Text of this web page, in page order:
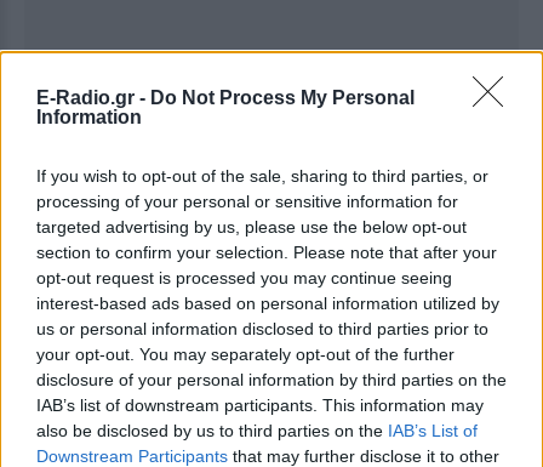
E-Radio.gr - Do Not Process My Personal
Information
If you wish to opt-out of the sale, sharing to third parties, or
processing of your personal or sensitive information for
targeted advertising by us, please use the below opt-out
section to confirm your selection. Please note that after your
opt-out request is processed you may continue seeing
interest-based ads based on personal information utilized by
us or personal information disclosed to third parties prior to
your opt-out. You may separately opt-out of the further
disclosure of your personal information by third parties on the
IAB’s list of downstream participants. This information may
also be disclosed by us to third parties on the IAB’s List of
Downstream Participants that may further disclose it to other
Ακολουθήστε το E-Radio.gr στο
Για ακόμη περισσότερανέα, μπείτε στην ροή
ειδήσεωντου E-Daily.gr
Ακολουθήστε το E-Radio.gr και στο Instagram
ΔΙΑΦΗΜΙΣΗ